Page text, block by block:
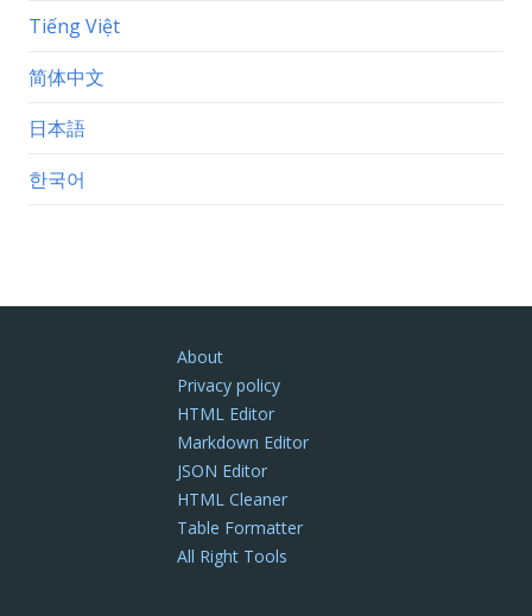
Tiếng Việt
简体中文
日本語
한국어
About
Privacy policy
HTML Editor
Markdown Editor
JSON Editor
HTML Cleaner
Table Formatter
All Right Tools